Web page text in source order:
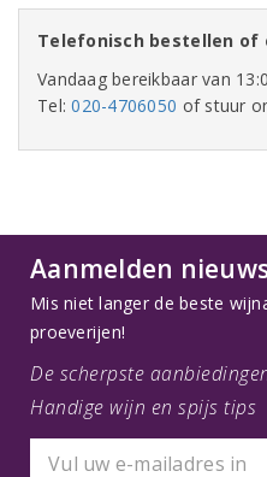
Telefonisch bestellen of
Vandaag bereikbaar van
Tel:020-4706050 of stuur
Aanmelden
Mis niet langer de beste
proeverijen!
De scherpste
Handige wijn en spijs tips